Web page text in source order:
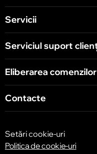
Chișinău
str. Arborilor 21,
Servicii
Serviciul suport
Eliberarea
Contacte
Setări cookie-uri
Politica de cookie-uri